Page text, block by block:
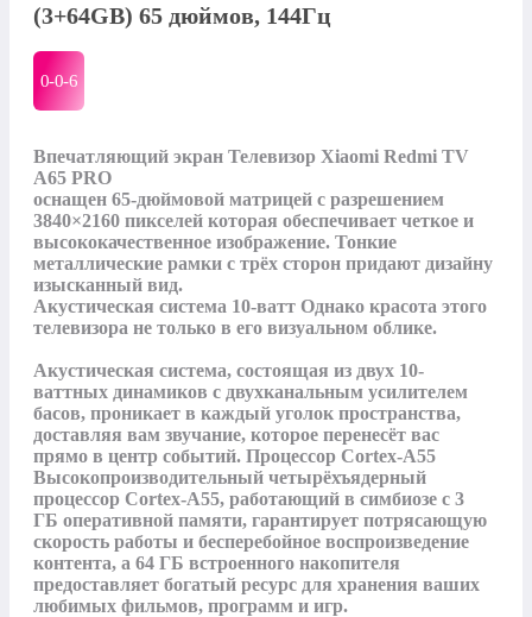
(3+64GB) 65 дюймов, 144Гц
0-0-6
Впечатляющий экран Телевизор Хіаоmi Redmi TV
A65 PRO
оснащен 65-дюймовой матрицей с разрешением
3840×2160 пикселей которая обеспечивает четкое и
высококачественное изображение. Тонкие
металлические рамки с трёх сторон придают дизайну
изысканный вид.
Акустическая система 10-ватт Однако красота этого
телевизора не только в его визуальном облике.
Акустическая система, состоящая из двух 10-
ваттных динамиков с двухканальным усилителем
басов, проникает в каждый уголок пространства,
доставляя вам звучание, которое перенесёт вас
прямо в центр событий. Процессор Cortex-A55
Высокопроизводительный четырёхъядерный
процессор Cortex-A55, работающий в симбиозе с 3
ГБ оперативной памяти, гарантирует потрясающую
скорость работы и бесперебойное воспроизведение
контента, а 64 ГБ встроенного накопителя
предоставляет богатый ресурс для хранения ваших
любимых фильмов, программ и игр.